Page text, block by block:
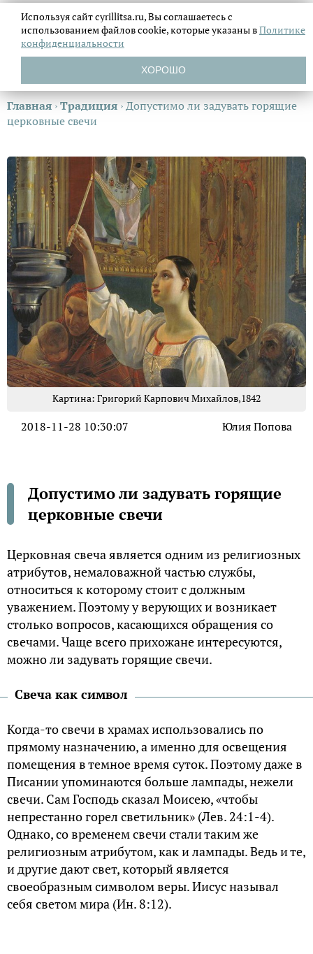
Главная ›Традиция ›Допустимо ли задувать горящие
церковные свечи
Картина: Григорий Карпович Михайлов,1842
2018-11-28 10:30:07 Юлия Попова
Допустимо ли задувать горящие
церковные свечи
Церковная свеча является одним из религиозных
атрибутов, немаловажной частью службы,
относиться к которому стоит с должным
уважением. Поэтому у верующих и возникает
столько вопросов, касающихся обращения со
свечами. Чаще всего прихожане интересуются,
можно ли задувать горящие свечи.
Свеча как символ
Когда-то свечи в храмах использовались по
прямому назначению, а именно для освещения
помещения в темное время суток. Поэтому даже в
Писании упоминаются больше лампады, нежели
свечи. Сам Господь сказал Моисею, «чтобы
непрестанно горел светильник» (Лев. 24:1-4).
Однако, со временем свечи стали таким же
религиозным атрибутом, как и лампады. Ведь и те,
и другие дают свет, который является
своеобразным символом веры. Иисус называл
себя светом мира (Ин. 8:12).
Используя сайт cyrillitsa.ru, Вы соглашаетесь с
использованием файловcookie, которые указаны вПолитике
конфиденциальности
ХОРОШО